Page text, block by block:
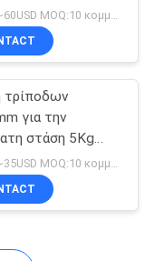
κλειδαριά
συστροφής
10Kg διπλή
55USD~60USD MOQ:10 κομμάτια
τρίποδων
για την
στάση 5Kg
αργιλίου
συστροφής
30USD~35USD MOQ:10 κομμάτια